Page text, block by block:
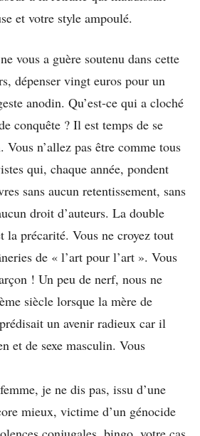
et votre style ampoulé.
vous a guère soutenu dans cette
dépenser vingt euros pour un
anodin. Qu’est-ce qui a cloché
conquête ? Il est temps de se
Vous n’allez pas être comme tous
qui, chaque année, pondent
sans aucun retentissement, sans
droit d’auteurs. La double
la précarité. Vous ne croyez tout
de « l’art pour l’art ». Vous
! Un peu de nerf, nous ne
siècle lorsque la mère de
un avenir radieux car il
et de sexe masculin. Vous
je ne dis pas, issu d’une
mieux, victime d’un génocide